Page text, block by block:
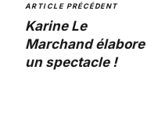
ARTICLE PRÉCÉDENT
Karine Le
Marchand élabore
un spectacle !